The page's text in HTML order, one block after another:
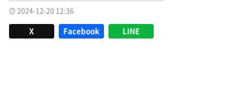
2024-12-20 12:36
X Facebook LINE